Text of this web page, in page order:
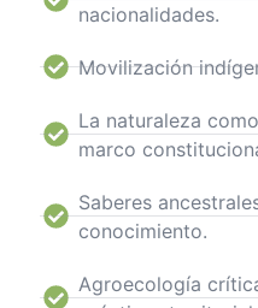
nacionalidades.
Movilización
La naturaleza
marco
Saberes
conocimiento.
Agroecología